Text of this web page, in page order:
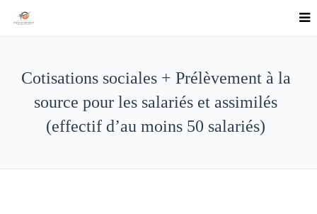
Cotisations sociales + Prélèvement à la
source pour les salariés et assimilés
(effectif d’au moins 50 salariés)